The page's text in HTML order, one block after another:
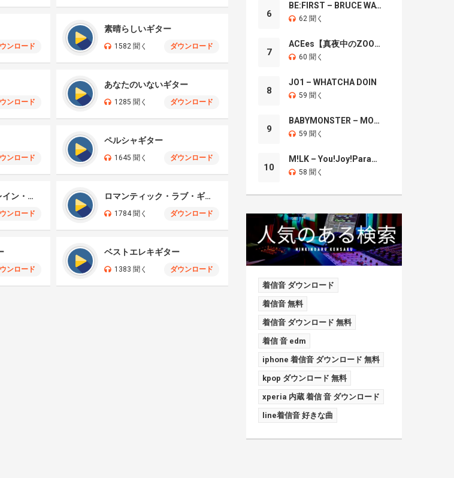
ンロード
素晴らしいギター
1582 聞く ダウンロード
ンロード
あなたのいないギター
1285 聞く ダウンロード
ンロード
ペルシャギター
1645 聞く ダウンロード
最優秀パープル・レイン・ギター・ソロ賞
ンロード
ロマンティック・ラブ・ギター
1784 聞く ダウンロード
ンロード
ベストエレキギター
1383 聞く ダウンロード
6
BE:FIRST – BRUCE WAYNE
62 聞く
7
ACEes【真夜中のZOO】
60 聞く
8
JO1 – WHATCHA DOIN
59 聞く
9
BABYMONSTER – MOON
59 聞く
10
M!LK – You!Joy!Parade!
58 聞く
着信音 ダウンロード
着信音 無料
着信音 ダウンロード 無料
着信 音 edm
iphone 着信音 ダウンロード 無料
kpop ダウンロード 無料
xperia 内蔵 着信 音 ダウンロード
line着信音 好きな曲